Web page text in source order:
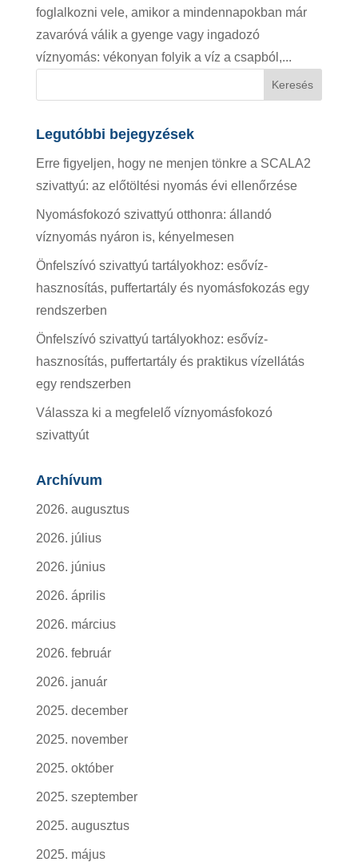
foglalkozni vele, amikor a mindennapokban már
zavaróvá válik a gyenge vagy ingadozó
víznyomás: vékonyan folyik a víz a csapból,...
Legutóbbi bejegyzések
Erre figyeljen, hogy ne menjen tönkre a SCALA2
szivattyú: az előtöltési nyomás évi ellenőrzése
Nyomásfokozó szivattyú otthonra: állandó
víznyomás nyáron is, kényelmesen
Önfelszívó szivattyú tartályokhoz: esővíz-
hasznosítás, puffertartály és nyomásfokozás egy
rendszerben
Önfelszívó szivattyú tartályokhoz: esővíz-
hasznosítás, puffertartály és praktikus vízellátás
egy rendszerben
Válassza ki a megfelelő víznyomásfokozó
szivattyút
Archívum
2026. augusztus
2026. július
2026. június
2026. április
2026. március
2026. február
2026. január
2025. december
2025. november
2025. október
2025. szeptember
2025. augusztus
2025. május